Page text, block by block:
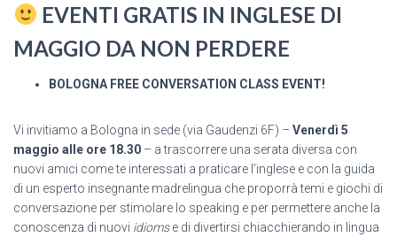
EVENTI GRATIS IN INGLESE DI
MAGGIO DA NON PERDERE
BOLOGNA FREE CONVERSATION CLASS EVENT!
Vi invitiamo a Bologna in sede (via Gaudenzi 6F) – Venerdì 5
maggio alle ore 18.30 – a trascorrere una serata diversa con
nuovi amici come te interessati a praticare l’inglese e con la guida
di un esperto insegnante madrelingua che proporrà temi e giochi di
conversazione per stimolare lo speaking e per permettere anche la
conoscenza di nuovi idiomse di divertirsi chiacchierando in lingua